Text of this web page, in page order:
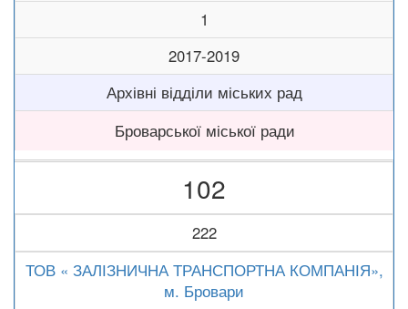
1
2017-2019
Архівні відділи міських рад
Броварської міської ради
102
222
ТОВ « ЗАЛІЗНИЧНА ТРАНСПОРТНА КОМПАНІЯ»,
м. Бровари